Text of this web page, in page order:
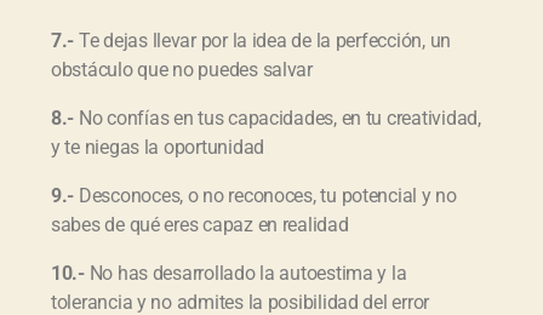
7.- Te dejas llevar por la idea de la perfección, un
obstáculo que no puedes salvar
8.- No confías en tus capacidades, en tu creatividad,
y te niegas la oportunidad
9.- Desconoces, o no reconoces, tu potencial y no
sabes de qué eres capaz en realidad
10.-No has desarrollado la autoestima y la
tolerancia y no admites la posibilidad del error